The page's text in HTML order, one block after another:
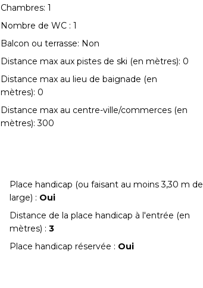
Chambres: 1
Nombre de WC : 1
Balcon ou terrasse: Non
Distance max aux pistes de ski (en mètres): 0
Distance max au lieu de baignade (en
mètres): 0
Distance max au centre-ville/commerces (en
mètres): 300
Place handicap (ou faisant au moins 3,30 m de
large) : Oui
Distance de la place handicap à l'entrée (en
mètres) : 3
Place handicap réservée : Oui